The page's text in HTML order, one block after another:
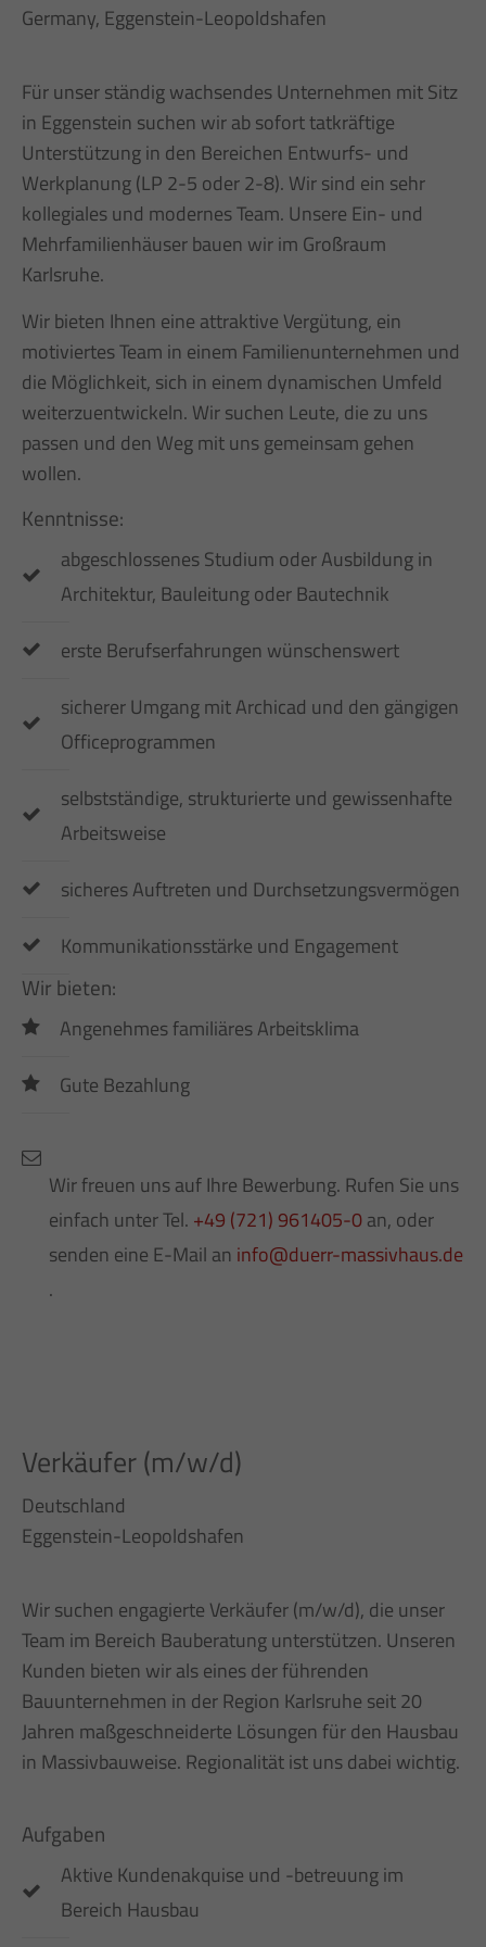
Germany, Eggenstein-Leopoldshafen
Für unser ständig wachsendes Unternehmen mit Sitz
in Eggenstein suchen wir ab sofort tatkräftige
Unterstützung in den Bereichen Entwurfs- und
Werkplanung (LP 2-5 oder 2-8). Wir sind ein sehr
kollegiales und modernes Team. Unsere Ein- und
Mehrfamilienhäuser bauen wir im Großraum
Karlsruhe.
Wir bieten Ihnen eine attraktive Vergütung, ein
motiviertes Team in einem Familienunternehmen und
die Möglichkeit, sich in einem dynamischen Umfeld
weiterzuentwickeln. Wir suchen Leute, die zu uns
passen und den Weg mit uns gemeinsam gehen
wollen.
Kenntnisse:
abgeschlossenes Studium oder Ausbildung in
Architektur, Bauleitung oder Bautechnik
erste Berufserfahrungen wünschenswert
sicherer Umgang mit Archicad und den gängigen
Officeprogrammen
selbstständige, strukturierte und gewissenhafte
Arbeitsweise
sicheres Auftreten und Durchsetzungsvermögen
Kommunikationsstärke und Engagement
Wir bieten:
Angenehmes familiäres Arbeitsklima
Gute Bezahlung
Wir freuen uns auf Ihre Bewerbung. Rufen Sie uns
einfach unter Tel. +49 (721) 961405-0an, oder
senden eine E-Mail an info@duerr-massivhaus.de
.
Verkäufer (m/w/d)
Deutschland
Eggenstein-Leopoldshafen
Wir suchen engagierte Verkäufer (m/w/d), die unser
Team im Bereich Bauberatung unterstützen. Unseren
Kunden bieten wir als eines der führenden
Bauunternehmen in der Region Karlsruhe seit 20
Jahren maßgeschneiderte Lösungen für den Hausbau
in Massivbauweise. Regionalität ist uns dabei wichtig.
Aufgaben
Aktive Kundenakquise und -betreuung im
Bereich Hausbau